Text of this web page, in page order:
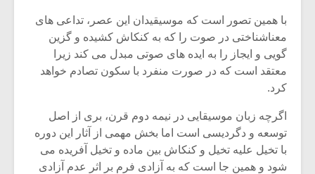
با همین تصور است که موسیقیدان این عصر، تداعی های
معناشناختی در صوت را که به کنکاش کشیده و گزین
گویی و ایجاز را به ایده های صوتی مبدل می کند زیرا
معتقد است که در صورت منفرد با سکون تصادم خواهد
کرد.
اگرچه زبان موسیقایی در نیمه دوم قرن، بری از اصل
توسعه و دگردیسی است اما بخش مهمی از آثار این دوره
با تخیل علیه تخیل و کنکاش بین ماده و تخیل آفریده می
شود و همین جا است که به آزادی فرم بر اثر عدم آزادی
یادداشتی بر موسیقی
متن فیلم «متری
دوره
موسیقی